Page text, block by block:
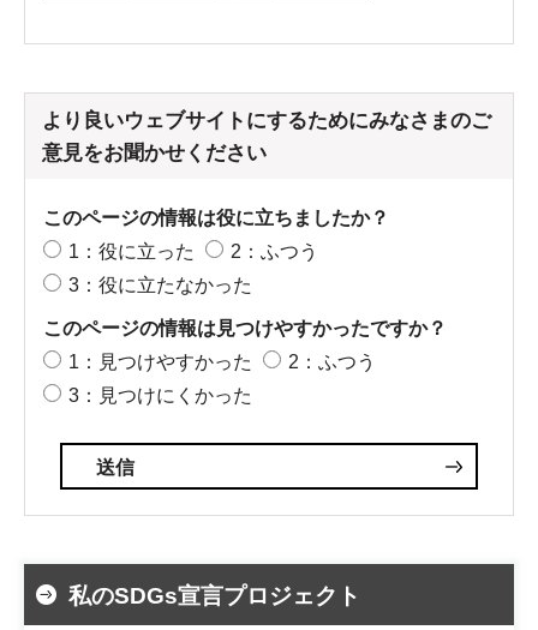
より良いウェブサイトにするためにみなさまのご
意見をお聞かせください
このページの情報は役に立ちましたか？
1：役に立った
2：ふつう
3：役に立たなかった
このページの情報は見つけやすかったですか？
1：見つけやすかった
2：ふつう
3：見つけにくかった
私のSDGs宣言プロジェクト